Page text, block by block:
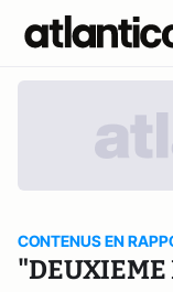
CONTENUS EN
"DEUXIEME